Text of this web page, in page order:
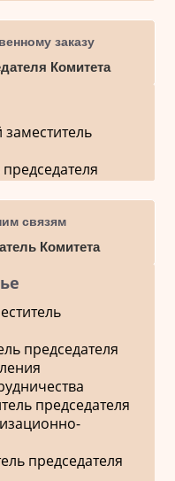
заказу
Комитета
связям
Комитета
председателя
председателя
председателя